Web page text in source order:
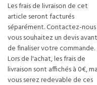
Les frais de livraison de cet
article seront facturés
séparément. Contactez-nous
vous souhaitez un devis avant
de finaliser votre commande.
Lors de l'achat, les frais de
livraison sont affichés à 0€,
vous serez redevable de ces